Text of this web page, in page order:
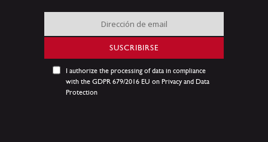
Inscríbase
a
nuestro
de
noticias:
SUSCRIBIRSE
I authorize the processing of data in compliance
with the GDPR 679/2016 EU on Privacy and Data
Protection